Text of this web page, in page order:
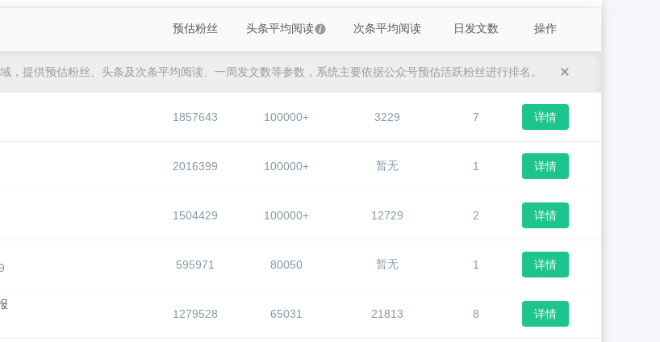
预估粉丝 头条平均阅读 次条平均阅读 日发文数 操作
，提供预估粉丝、头条及次条平均阅读、一周发文数等参数，系统主要依据公众号预估活跃粉丝进行排名。
1857643 100000+ 3229 7 详情
2016399 100000+ 暂无 1 详情
1504429 100000+ 12729 2 详情
595971 80050 暂无 1 详情
1279528 65031 21813 8 详情